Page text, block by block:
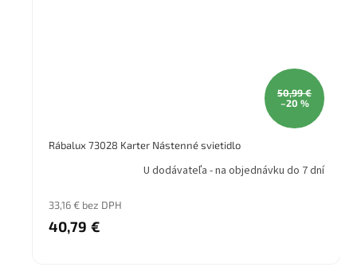
50,99 €
–20 %
Rábalux 73028 Karter Nástenné svietidlo
U dodávateľa - na objednávku do 7 dní
33,16 € bez DPH
40,79 €